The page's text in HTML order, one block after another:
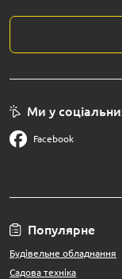
Популярне
Будівельне обладнання
Садова техніка
Ми у
Facebook